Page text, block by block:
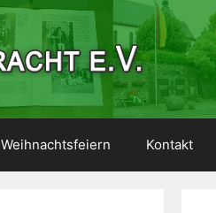
Weihnachtsfeiern Kontakt